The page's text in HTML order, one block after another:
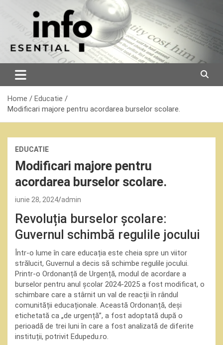
Home
Educatie
Modificari majore pentru acordarea burselor scolare.
EDUCATIE
Modificari majore pentru
acordarea burselor scolare.
iunie 28, 2024 admin
Revoluția burselor școlare:
Guvernul schimbă regulile jocului
Într-o lume în care educația este cheia spre un viitor
strălucit, Guvernul a decis să schimbe regulile jocului.
Printr-o Ordonanță de Urgență, modul de acordare a
burselor pentru anul școlar 2024-2025 a fost modificat, o
schimbare care a stârnit un val de reacții în rândul
comunității educaționale. Această Ordonanță, deși
etichetată ca „de urgență”, a fost adoptată după o
perioadă de trei luni în care a fost analizată de diferite
instituții, potrivit Edupedu.ro.